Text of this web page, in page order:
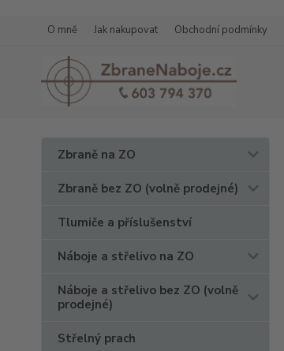
O mně Jak nakupovat Obchodní podmínky
Zbraně na ZO
Zbraně bez ZO (volně prodejné)
Tlumiče a příslušenství
Náboje a střelivo na ZO
Náboje a střelivo bez ZO (volně
prodejné)
Střelný prach